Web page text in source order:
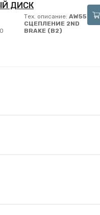
ДИСК
Тех. описание: AW55-51
СЦЕПЛЕНИЕ 2ND
BRAKE (B2)